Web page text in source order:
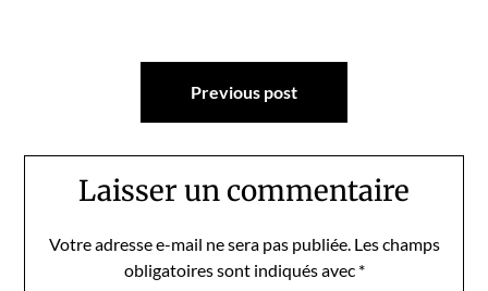
Navigation
Previous post
Laisser un commentaire
Votre adresse e-mail ne sera pas publiée. Les champs
obligatoires sont indiqués avec *